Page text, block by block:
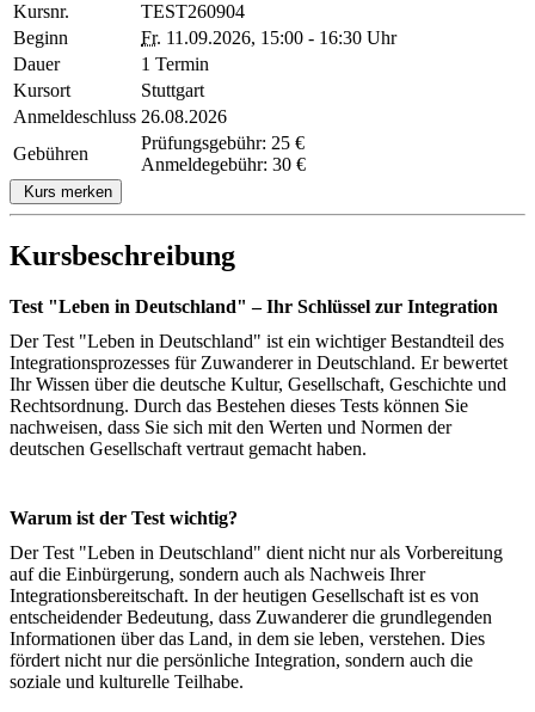
Kursnr.
TEST260904
Beginn
Fr. 11.09.2026, 15:00 - 16:30 Uhr
Dauer
1 Termin
Kursort
Stuttgart
Anmeldeschluss 26.08.2026
Gebühren
Prüfungsgebühr: 25 €
Anmeldegebühr: 30 €
Kurs merken
Kursbeschreibung
Test "Leben in Deutschland" – Ihr Schlüssel zur Integration
Der Test "Leben in Deutschland" ist ein wichtiger Bestandteil des
Integrationsprozesses für Zuwanderer in Deutschland. Er bewertet
Ihr Wissen über die deutsche Kultur, Gesellschaft, Geschichte und
Rechtsordnung. Durch das Bestehen dieses Tests können Sie
nachweisen, dass Sie sich mit den Werten und Normen der
deutschen Gesellschaft vertraut gemacht haben.
Warum ist der Test wichtig?
Der Test "Leben in Deutschland" dient nicht nur als Vorbereitung
auf die Einbürgerung, sondern auch als Nachweis Ihrer
Integrationsbereitschaft. In der heutigen Gesellschaft ist es von
entscheidender Bedeutung, dass Zuwanderer die grundlegenden
Informationen über das Land, in dem sie leben, verstehen. Dies
fördert nicht nur die persönliche Integration, sondern auch die
soziale und kulturelle Teilhabe.